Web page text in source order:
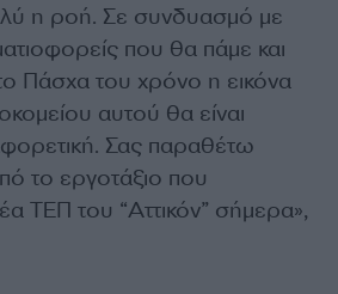
η ροή. Σε συνδυασμό με
που θα πάμε και
Πάσχα του χρόνο η εικόνα
αυτού θα είναι
Σας παραθέτω
το εργοτάξιο που
ΤΕΠ του “Αττικόν” σήμερα»,